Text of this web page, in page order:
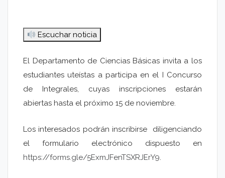
Escuchar noticia
El Departamento de Ciencias Básicas invita a los
estudiantes uteístas a participa en el I Concurso
de Integrales, cuyas inscripciones estarán
abiertas hasta el próximo 15 de noviembre.
Los interesados podrán inscribirse diligenciando
el formulario electrónico dispuesto en
https://forms.gle/5ExmJFenTSXRJErY9.